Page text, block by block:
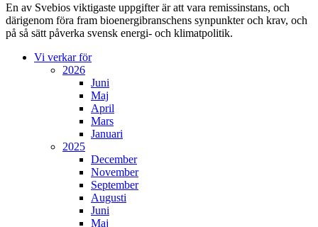
En av Svebios viktigaste uppgifter är att vara remissinstans, och
därigenom föra fram bioenergibranschens synpunkter och krav, och
på så sätt påverka svensk energi- och klimatpolitik.
Vi verkar för
2026
Juni
Maj
April
Mars
Januari
2025
December
November
September
Augusti
Juni
Maj